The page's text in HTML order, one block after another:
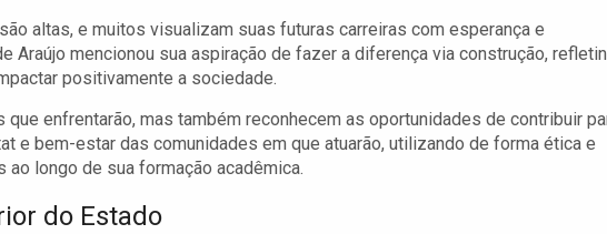
altas, e muitos visualizam suas futuras carreiras com esperança e
Araújo mencionou sua aspiração de fazer a diferença via construção,
positivamente a sociedade.
enfrentarão, mas também reconhecem as oportunidades de contribuir
e bem-estar das comunidades em que atuarão, utilizando de forma ética e
longo de sua formação acadêmica.
do Estado